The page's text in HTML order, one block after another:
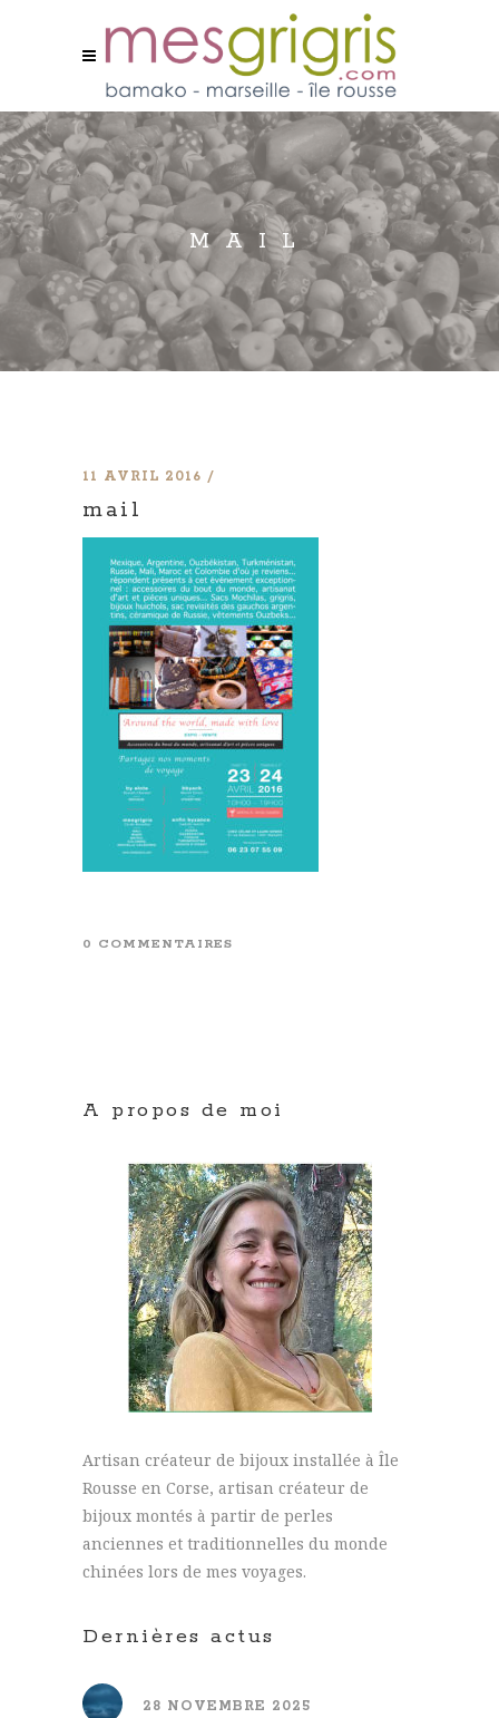
MAIL
11 AVRIL 2016
mail
0 COMMENTAIRES
A propos de moi
Artisan créateur de bijoux installée à Île
Rousse en Corse, artisan créateur de
bijoux montés à partir de perles
anciennes et traditionnelles du monde
chinées lors de mes voyages.
Dernières actus
28 NOVEMBRE 2025